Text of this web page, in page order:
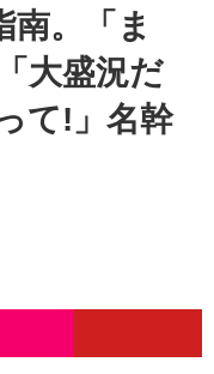
南。「ま
大盛況だ
て!」名幹